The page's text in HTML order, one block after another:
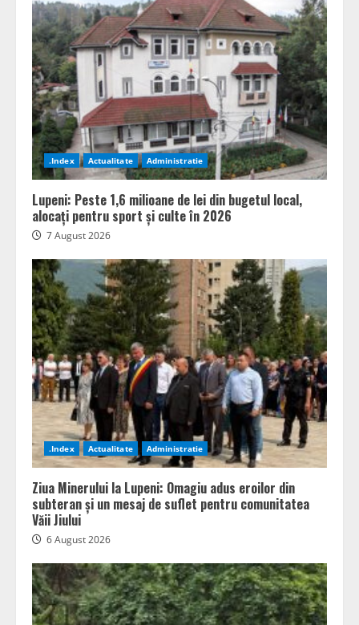
.Index Actualitate Administratie
Lupeni: Peste 1,6 milioane de lei din bugetul local,
alocați pentru sport și culte în 2026
7 August 2026
.Index Actualitate Administratie
Ziua Minerului la Lupeni: Omagiu adus eroilor din
subteran și un mesaj de suflet pentru comunitatea
Văii Jiului
6 August 2026